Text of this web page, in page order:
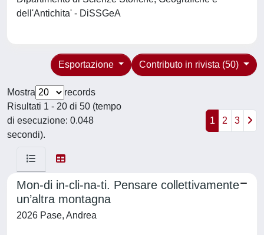
dell'Antichita' - DiSSGeA
Contributo in rivista (50)
Esportazione
Mostra
records
Risultati 1 - 20 di 50 (tempo
di esecuzione: 0.048
secondi).
1 2 3
Mon-di in-cli-na-ti. Pensare collettivamente
un’altra montagna
2026 Pase, Andrea